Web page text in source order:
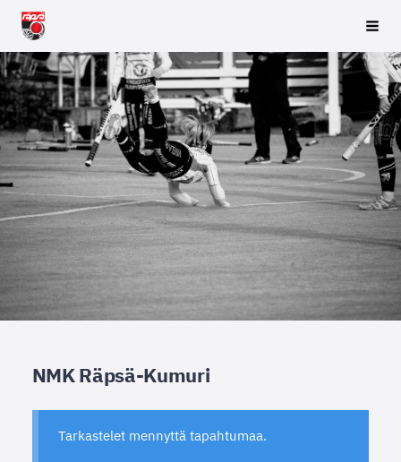
Siirry
sivun
sisältöön
Räpsä ry
NMK Räpsä-Kumuri
Tarkastelet mennyttä tapahtumaa.